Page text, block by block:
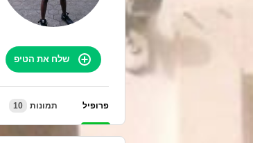
שלח את הטיפ
פרופיל תמונות 10